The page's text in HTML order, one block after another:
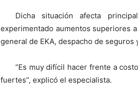
Dicha situación afecta
experimentado aumentos superiores
general de EKA, despacho de seguros
“Es muy difícil hacer frente a
fuertes”, explicó el especialista.